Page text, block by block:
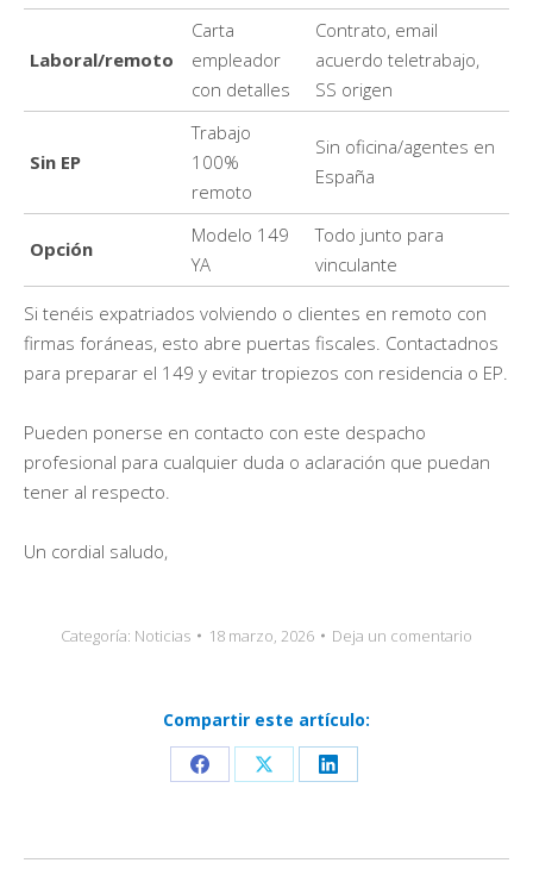
Laboral/remoto
Carta
empleador
con detalles
Contrato, email
acuerdo teletrabajo,
SS origen
Sin EP
Trabajo
100%
remoto
Sin oficina/agentes en
España
Opción
Modelo 149
YA
Todo junto para
vinculante
Si tenéis expatriados volviendo o clientes en remoto con
firmas foráneas, esto abre puertas fiscales. Contactadnos
para preparar el 149 y evitar tropiezos con residencia o EP.
Pueden ponerse en contacto con este despacho
profesional para cualquier duda o aclaración que puedan
tener al respecto.
Un cordial saludo,
Categoría: Noticias 18 marzo, 2026 Deja un comentario
Compartir este artículo:
Share
Facebook
Share
X
Share
LinkedIn